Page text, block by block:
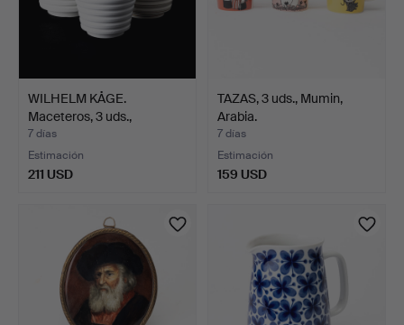
WILHELM KÅGE.
Maceteros, 3 uds.,
"Carrara"…
7 días
Estimación
211 USD
TAZAS, 3 uds., Mumin,
Arabia.
7 días
Estimación
159 USD